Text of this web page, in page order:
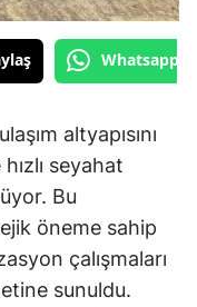
altyapısını
seyahat
Bu
öneme sahip
çalışmaları
sunuldu.